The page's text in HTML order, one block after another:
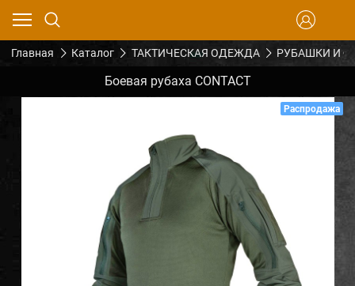
Главная Каталог ТАКТИЧЕСКАЯ ОДЕЖДА РУБАШКИ И
Боевая рубаха CONTACT
Распродажа